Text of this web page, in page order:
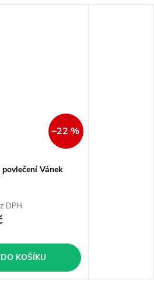
–22 %
povlečení Vánek
DPH
DO KOŠÍKU